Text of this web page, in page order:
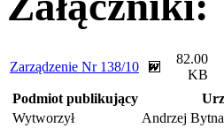
Zarządzenie Nr 138/10
82.00
KB
Podmiot publikujący
Wytworzył
Andrzej